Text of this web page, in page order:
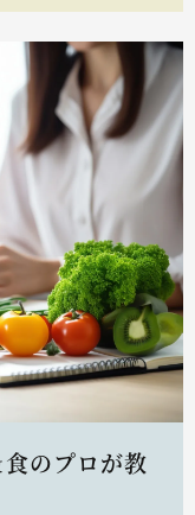
食のプロが教